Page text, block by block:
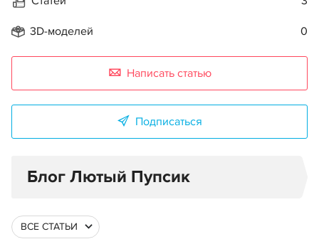
3D-моделей 0
Написать статью
Подписаться
Блог Лютый Пупсик
ВСЕ СТАТЬИ